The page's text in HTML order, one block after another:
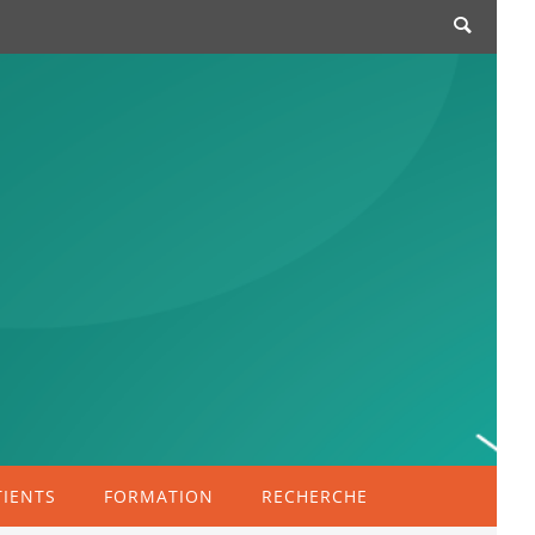
FORMATION RECHERCHE